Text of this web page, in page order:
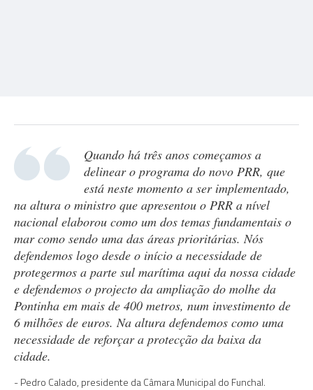
Quando há três anos começamos a
delinear o programa do novo PRR, que
está neste momento a ser implementado,
na altura o ministro que apresentou o PRR a nível
nacional elaborou como um dos temas fundamentais o
mar como sendo uma das áreas prioritárias. Nós
defendemos logo desde o início a necessidade de
protegermos a parte sul marítima aqui da nossa cidade
e defendemos o projecto da ampliação do molhe da
Pontinha em mais de 400 metros, num investimento de
6 milhões de euros. Na altura defendemos como uma
necessidade de reforçar a protecção da baixa da
cidade.
Pedro Calado, presidente da Câmara Municipal do Funchal.